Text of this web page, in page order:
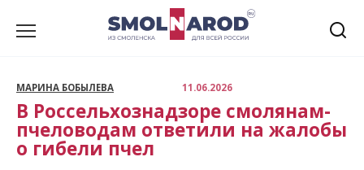
МАРИНА БОБЫЛЕВА 11.06.2026
В Россельхознадзоре смолянам-
пчеловодам ответили на жалобы
о гибели пчел